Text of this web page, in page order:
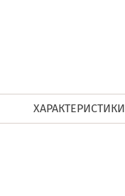
ХАРАКТЕРИСТИКИ